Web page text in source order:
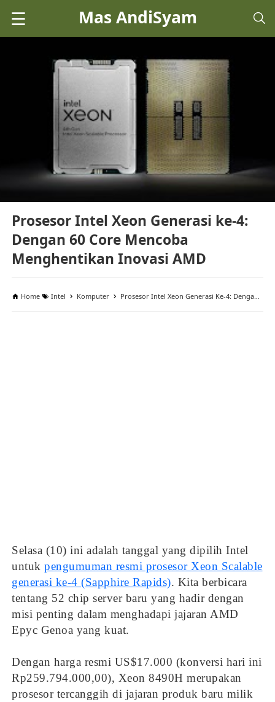
☰ Mas AndiSyam
Prosesor Intel Xeon Generasi ke-4:
Dengan 60 Core Mencoba
Menghentikan Inovasi AMD
Home Intel Komputer Prosesor Intel Xeon Generasi Ke-4: Dengan 60 Core Mencoba Menghentikan Inovasi AMD
Selasa (10) ini adalah tanggal yang dipilih Intel
untuk pengumuman resmi prosesor Xeon Scalable
generasi ke-4 (Sapphire Rapids). Kita berbicara
tentang 52 chip server baru yang hadir dengan
misi penting dalam menghadapi jajaran AMD
Epyc Genoa yang kuat.
Dengan harga resmi US$17.000 (konversi hari ini
Rp259.794.000,00), Xeon 8490H merupakan
prosesor tercanggih di jajaran produk baru milik